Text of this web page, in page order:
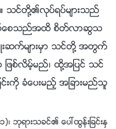
သင္တို႔၏လုပ္ရပ္မ်ားသည္
ျဖစ္ေစသည္အထိ စိတ္လာဆြသ
ဆက္မ်ားမွာ သင္တို႔ အတြက္
ဖစ္လိမ့္မည္၊ ထို႔အျပင္ သင္
းကို ခံေပးမည့္ အျခားမည္သူ
ဘုရားသခင္၏ ေပၚထြန္းျခင္းႏွ